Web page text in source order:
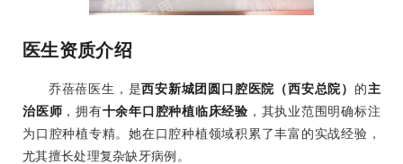
医生资质介绍
乔蓓蓓医生，是西安新城团圆口腔医院（西安总院） 的主
治医师 ，拥有十余年口腔种植临床经验，其执业范围明确标注
为口腔种植专精。她在口腔种植领域积累了丰富的实战经验，
尤其擅长处理复杂缺牙病例。